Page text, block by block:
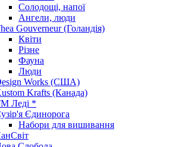
Солодощі, напої
Ангели, люди
Gouverneur (Голандія)
Квіти
Різне
Фауна
Люди
Works (США)
Krafts (Канада)
Леді *
Єдинорога
Набори для вишивання